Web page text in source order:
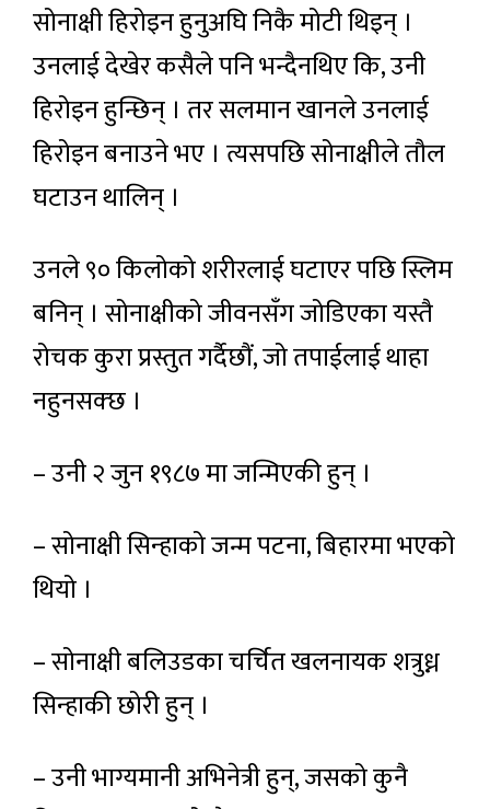
सोनाक्षी हिरोइन हुनुअघि निकै मोटी थिइन् ।
उनलाई देखेर कसैले पनि भन्दैनथिए कि, उनी
हिरोइन हुन्छिन् । तर सलमान खानले उनलाई
हिरोइन बनाउने भए । त्यसपछि सोनाक्षीले तौल
घटाउन थालिन् ।
उनले ९० किलोको शरीरलाई घटाएर पछि स्लिम
बनिन् । सोनाक्षीको जीवनसँग जोडिएका यस्तै
रोचक कुरा प्रस्तुत गर्दैछौं, जो तपाईलाई थाहा
नहुनसक्छ ।
– उनी २ जुन १९८७ मा जन्मिएकी हुन् ।
– सोनाक्षी सिन्हाको जन्म पटना, बिहारमा भएको
थियो ।
– सोनाक्षी बलिउडका चर्चित खलनायक शत्रुध्न
सिन्हाकी छोरी हुन् ।
– उनी भाग्यमानी अभिनेत्री हुन्, जसको कुनै